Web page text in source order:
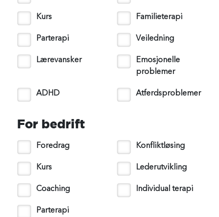
Kurs Familieterapi
Parterapi Veiledning
Lærevansker
Emosjonelle
problemer
ADHD Atferdsproblemer
For bedrift
Foredrag Konfliktløsing
Kurs Lederutvikling
Coaching Individual terapi
Parterapi